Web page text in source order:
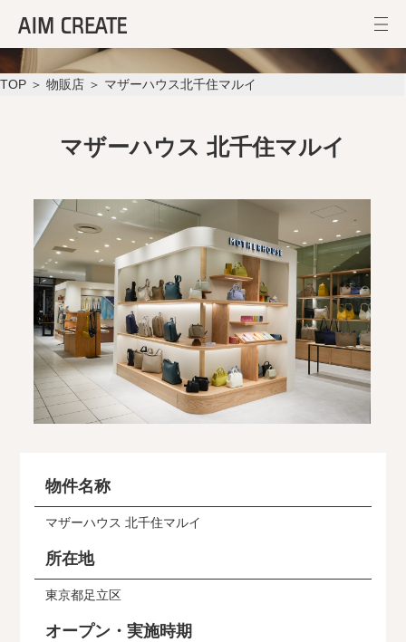
マザーハウス北千住マルイ
TOP ＞ 物販店 ＞ マザーハウス北千住マルイ
マザーハウス 北千住マルイ
物件名称
マザーハウス 北千住マルイ
所在地
東京都足立区
オープン・実施時期